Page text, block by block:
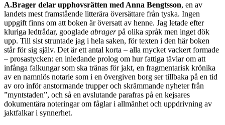
A.Brager delar upphovsrätten med Anna Bengtsson, en av
landets mest framstående litterära översättare från tyska. Ingen
uppgift finns om att boken är översatt av henne. Jag letade efter
kluriga ledtrådar, googlade abragerpå olika språk men inget dök
upp. Till sist struntade jag i hela saken, för texten i den här boken
står för sig själv. Det är ett antal korta – alla mycket vackert formade
– prosastycken: en inledande prolog om hur fattiga tävlar om att
infånga falkungar som ska tränas för jakt, en fragmentarisk krönika
av en namnlös notarie som i en övergiven borg ser tillbaka på en tid
av oro inför anstormande trupper och skrämmande nyheter från
”myntstaden”, och så en avslutande parafras på en kejsares
dokumentära noteringar om fåglar i allmänhet och uppdrivning av
jaktfalkar i synnerhet.